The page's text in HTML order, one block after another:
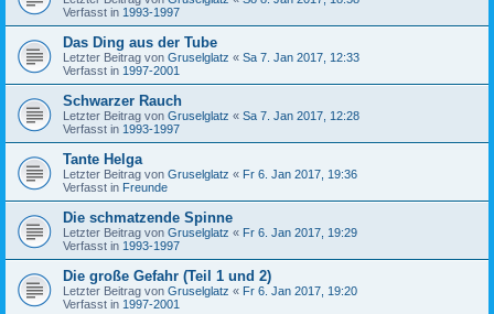
Verfasst in 1993-1997
Das Ding aus der Tube
Letzter Beitrag von Gruselglatz « Sa 7. Jan 2017, 12:33
Verfasst in 1997-2001
Schwarzer Rauch
Letzter Beitrag von Gruselglatz « Sa 7. Jan 2017, 12:28
Verfasst in 1993-1997
Tante Helga
Letzter Beitrag von Gruselglatz « Fr 6. Jan 2017, 19:36
Verfasst in Freunde
Die schmatzende Spinne
Letzter Beitrag von Gruselglatz « Fr 6. Jan 2017, 19:29
Verfasst in 1993-1997
Die große Gefahr (Teil 1 und 2)
Letzter Beitrag von Gruselglatz « Fr 6. Jan 2017, 19:20
Verfasst in 1997-2001